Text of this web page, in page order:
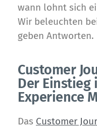
wann lohnt sich
Wir beleuchten
geben Antworten.
Customer
Der Einstieg
Experience
Das Customer